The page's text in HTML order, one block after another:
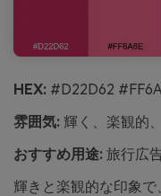
HEX: #D22D62
雰囲気: 輝く、楽観的
おすすめ用途: 旅行広
輝きと楽観的な印象